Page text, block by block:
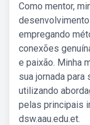
Como mentor,
empregando
conexões
e paixão. Minha
sua jornada para
utilizando
pelas principais
dsw.aau.edu.et.